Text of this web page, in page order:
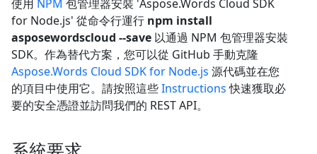
使用 NPM 包管理器安裝 'Aspose.Words Cloud SDK
for Node.js' 從命令行運行 npm install
asposewordscloud --save 以通過 NPM 包管理器安裝
SDK。作為替代方案，您可以從 GitHub 手動克隆
Aspose.Words Cloud SDK for Node.js 源代碼並在您
的項目中使用它。請按照這些Instructions快速獲取必
要的安全憑證並訪問我們的 REST API。